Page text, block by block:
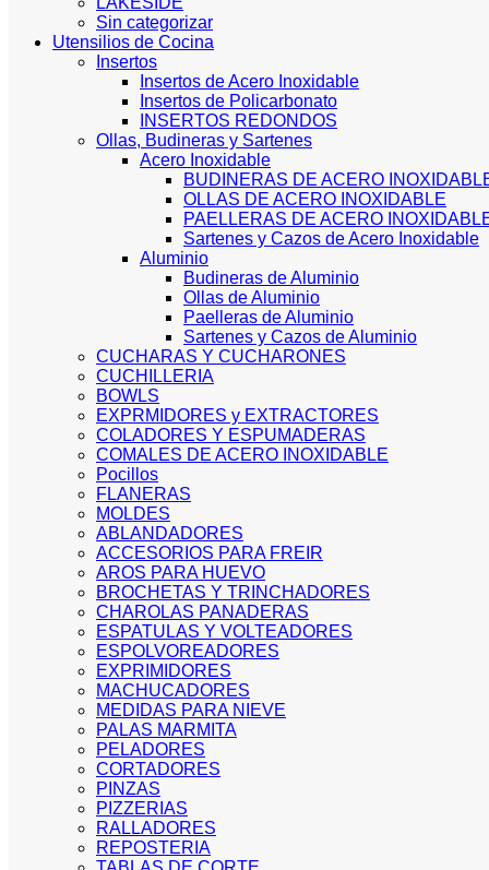
Sin categorizar
Utensilios de Cocina
Insertos
Insertos de Acero Inoxidable
Insertos de Policarbonato
INSERTOS REDONDOS
Ollas, Budineras y Sartenes
Acero Inoxidable
BUDINERAS DE ACERO
OLLAS DE ACERO INOXIDABLE
PAELLERAS DE ACERO
Sartenes y Cazos de Acero Inoxidable
Aluminio
Budineras de Aluminio
Ollas de Aluminio
Paelleras de Aluminio
Sartenes y Cazos de Aluminio
CUCHARAS Y CUCHARONES
CUCHILLERIA
BOWLS
EXPRMIDORES y EXTRACTORES
COLADORES Y ESPUMADERAS
COMALES DE ACERO INOXIDABLE
Pocillos
FLANERAS
MOLDES
ABLANDADORES
ACCESORIOS PARA FREIR
AROS PARA HUEVO
BROCHETAS Y TRINCHADORES
CHAROLAS PANADERAS
ESPATULAS Y VOLTEADORES
ESPOLVOREADORES
EXPRIMIDORES
MACHUCADORES
MEDIDAS PARA NIEVE
PALAS MARMITA
PELADORES
CORTADORES
PINZAS
PIZZERIAS
RALLADORES
REPOSTERIA